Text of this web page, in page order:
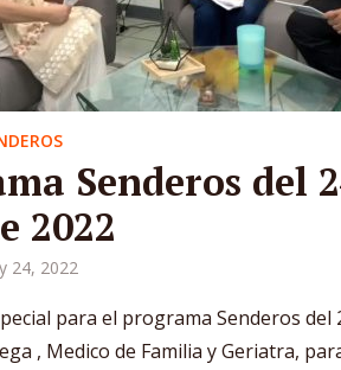
Senderos del
2022
24, 2022
para el programa Senderos del
, Medico de Familia y Geriatra,